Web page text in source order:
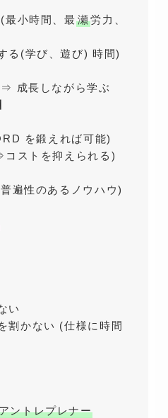
最小時間、最 瀬労力、
る(学び、遊び) 時間)
成長しながら学ぶ
を鍛えれば可能)
ストを抑えられる)
遍性のあるノウハウ)
い
割かない (仕様に時間
ントレプレナー